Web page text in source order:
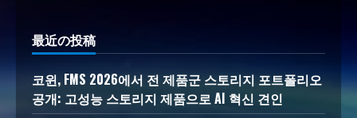
最近の投稿
코윈, FMS 2026에서 전 제품군 스토리지 포트폴리오
공개: 고성능 스토리지 제품으로 AI 혁신 견인